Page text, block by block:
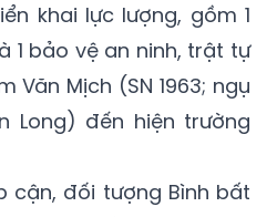
tin báo, Công an xã
khai lực lượng, gồm 1
1 bảo vệ an ninh, trật tự
Mịch (SN 1963; ngụ
Long) đến hiện trường